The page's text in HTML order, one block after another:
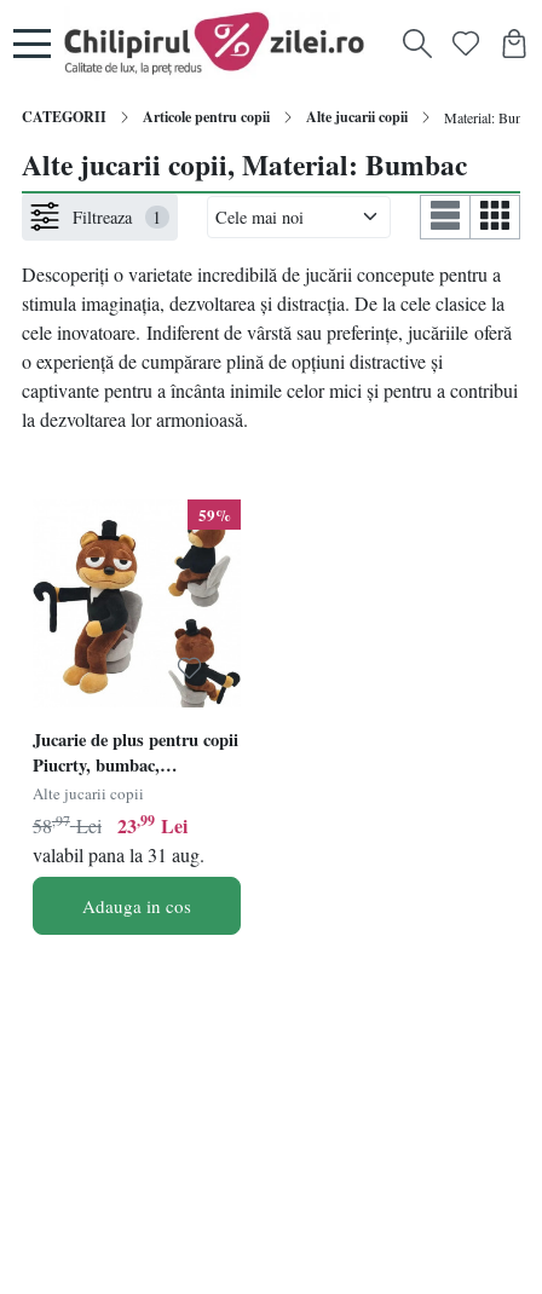
CATEGORII Articole pentru copii Alte jucarii copii Material:
Alte jucarii copii, Material: Bumbac
Filtreaza 1
Descoperiți o varietate incredibilă de jucării concepute pentru a
stimula imaginația, dezvoltarea și distracția. De la cele clasice la
cele inovatoare. Indiferent de vârstă sau preferințe, jucăriile oferă
o experiență de cumpărare plină de opțiuni distractive și
captivante pentru a încânta inimile celor mici și pentru a contribui
la dezvoltarea lor armonioasă.
59%
Jucarie de plus pentru copii
Piucrty, bumbac,
maro/negru/gri, 31 cm
Alte jucarii copii
23,99 Lei
58,97 Lei
valabil pana la 31 aug.
Adauga in cos